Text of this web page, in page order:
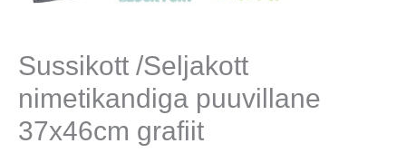
Sussikott /Seljakott
nimetikandiga puuvillane
37x46cm grafiit